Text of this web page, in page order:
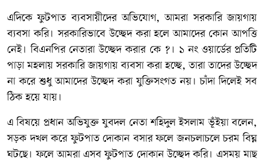
এদিকে ফুটপাত ব্যবসায়ীদের অভিযোগ, আমরা সরকারি জায়গায়
ব্যবসা করি। সরকারিভাবে উচ্ছেদ করা হলে আমাদের কোন আপত্তি
নেই। বিএনপির নেতারা উচ্ছেদ করার কে ?। ১ নং ওয়ার্ডের প্রতিটি
পাড়া মহলায় সরকারি জায়গায় ব্যবসা করা হচ্ছে, তারা তাদের উচ্ছেদ
না করে শুধু আমাদের উচ্ছেদ করা যুক্তিসংগত নয়। চাঁদা দিলেই সব
ঠিক হয়ে যায়।
এ বিষয়ে প্রধান অভিযুক্ত যুবদল নেতা শহিদুল ইসলাম ভূঁইয়া বলেন,
সড়ক দখল করে ফুটপাত দোকান বসার ফলে জনচলাচলে চরম বিঘ্ন
ঘটছে। ফলে আমরা এসব ফুটপাত দোকান উচ্ছেদ করি। এসময় মাছ